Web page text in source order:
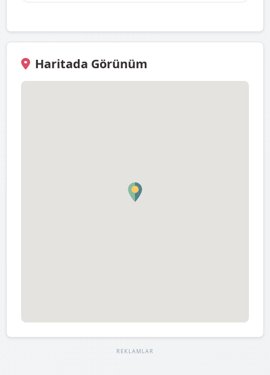
Haritada Görünüm
REKLAMLAR